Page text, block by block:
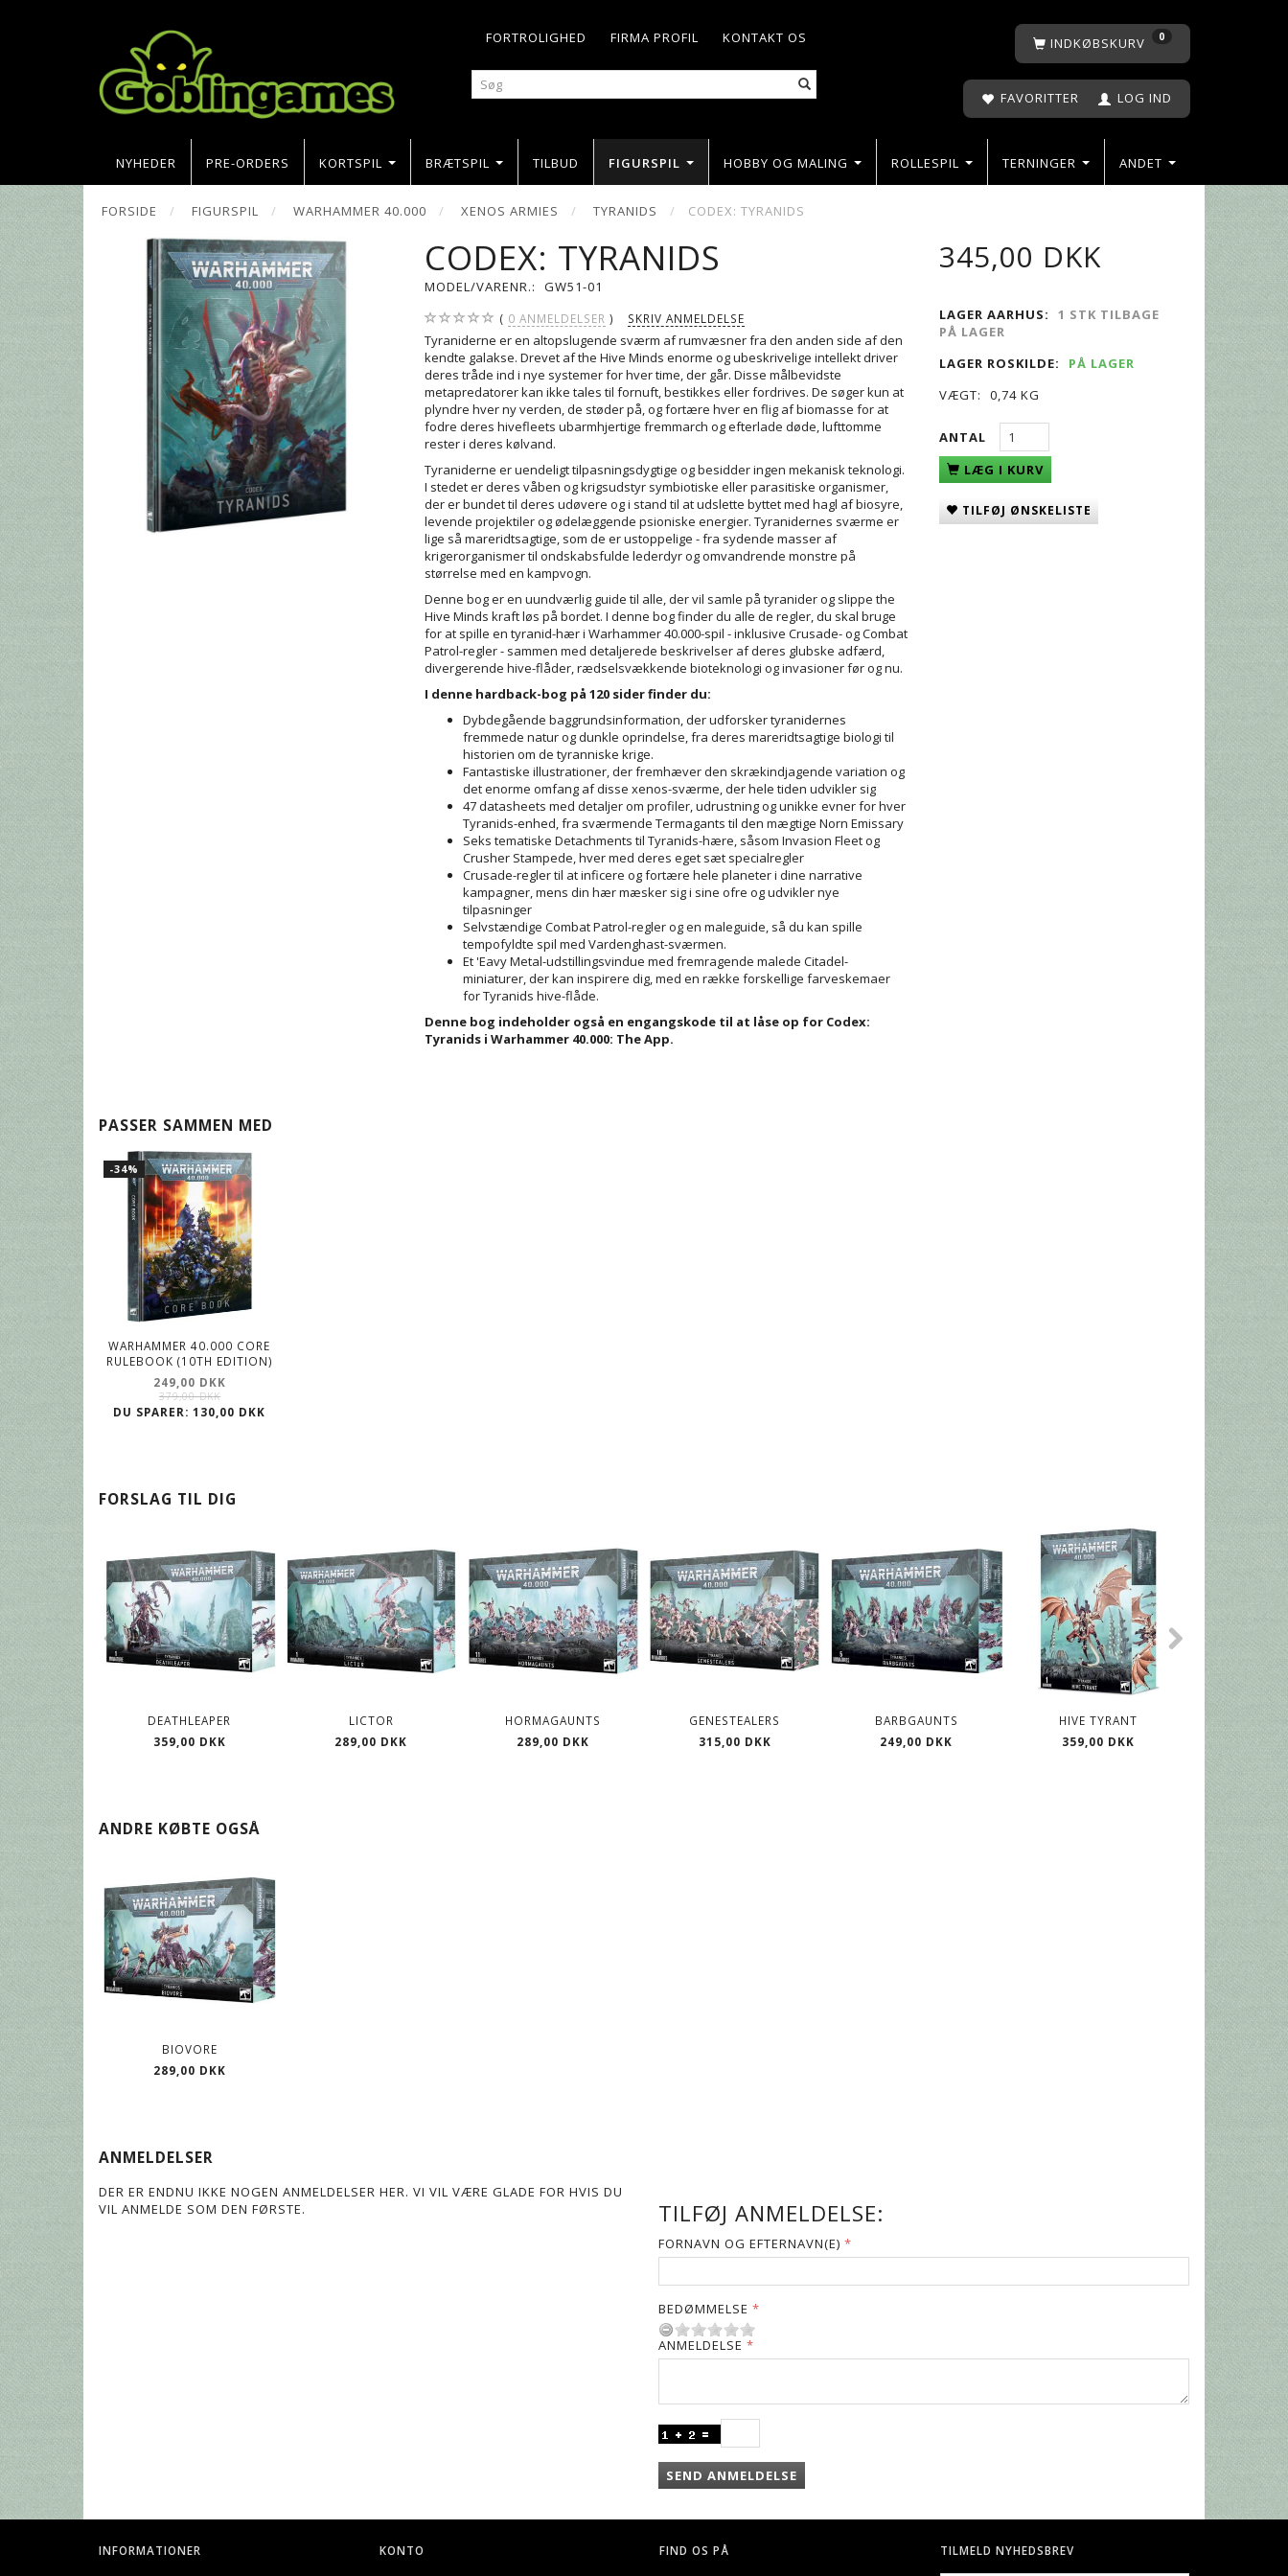
KONTAKT OS
FIRMA PROFIL
FORTROLIGHED INDKØBSKURV 0
FAVORITTER LOG IND
NYHEDER PRE-ORDERS KORTSPIL BRÆTSPIL TILBUD FIGURSPIL HOBBY OG MALING ROLLESPIL TERNINGER ANDET
FORSIDE FIGURSPIL WARHAMMER 40.000 XENOS ARMIES TYRANIDS CODEX: TYRANIDS
CODEX: TYRANIDS
MODEL/VARENR.: GW51-01
0 ANMELDELSER SKRIV ANMELDELSE
Tyraniderne er en altopslugende sværm af rumvæsner fra den anden side af den
kendte galakse. Drevet af the Hive Minds enorme og ubeskrivelige intellekt driver
deres tråde ind i nye systemer for hver time, der går. Disse målbevidste
metapredatorer kan ikke tales til fornuft, bestikkes eller fordrives. De søger kun at
plyndre hver ny verden, de støder på, og fortære hver en flig af biomasse for at
fodre deres hivefleets ubarmhjertige fremmarch og efterlade døde, lufttomme
rester i deres kølvand.
Tyraniderne er uendeligt tilpasningsdygtige og besidder ingen mekanisk teknologi.
I stedet er deres våben og krigsudstyr symbiotiske eller parasitiske organismer,
der er bundet til deres udøvere og i stand til at udslette byttet med hagl af biosyre,
levende projektiler og ødelæggende psioniske energier. Tyranidernes sværme er
lige så mareridtsagtige, som de er ustoppelige - fra sydende masser af
krigerorganismer til ondskabsfulde lederdyr og omvandrende monstre på
størrelse med en kampvogn.
Denne bog er en uundværlig guide til alle, der vil samle på tyranider og slippe the
Hive Minds kraft løs på bordet. I denne bog finder du alle de regler, du skal bruge
for at spille en tyranid-hær i Warhammer 40.000-spil - inklusive Crusade- og Combat
Patrol-regler - sammen med detaljerede beskrivelser af deres glubske adfærd,
divergerende hive-flåder, rædselsvækkende bioteknologi og invasioner før og nu.
I denne hardback-bog på 120 sider finder du:
Dybdegående baggrundsinformation, der udforsker tyranidernes
fremmede natur og dunkle oprindelse, fra deres mareridtsagtige biologi til
historien om de tyranniske krige.
Fantastiske illustrationer, der fremhæver den skrækindjagende variation og
det enorme omfang af disse xenos-sværme, der hele tiden udvikler sig
47 datasheets med detaljer om profiler, udrustning og unikke evner for hver
Tyranids-enhed, fra sværmende Termagants til den mægtige Norn Emissary
Seks tematiske Detachments til Tyranids-hære, såsom Invasion Fleet og
Crusher Stampede, hver med deres eget sæt specialregler
Crusade-regler til at inficere og fortære hele planeter i dine narrative
kampagner, mens din hær mæsker sig i sine ofre og udvikler nye
tilpasninger
Selvstændige Combat Patrol-regler og en maleguide, så du kan spille
tempofyldte spil med Vardenghast-sværmen.
Et 'Eavy Metal-udstillingsvindue med fremragende malede Citadel-
miniaturer, der kan inspirere dig, med en række forskellige farveskemaer
for Tyranids hive-flåde.
Denne bog indeholder også en engangskode til at låse op for Codex:
Tyranids i Warhammer 40.000: The App.
345,00 DKK
LAGER AARHUS:
1 STK TILBAGE
PÅ LAGER
LAGER ROSKILDE:
PÅ LAGER
VÆGT:
0,74 KG
ANTAL
LÆG I KURV
TILFØJ ØNSKELISTE
PASSER SAMMEN MED
-34%
WARHAMMER 40.000 CORE
RULEBOOK (10TH EDITION)
249,00 DKK
379,00 DKK
DU SPARER:130,00 DKK
FORSLAG TIL DIG
DEATHLEAPER
359,00 DKK
LICTOR
289,00 DKK
HORMAGAUNTS
289,00 DKK
GENESTEALERS
315,00 DKK
BARBGAUNTS
249,00 DKK
HIVE TYRANT
359,00 DKK
ANDRE KØBTE OGSÅ
BIOVORE
289,00 DKK
ANMELDELSER
DER ER ENDNU IKKE NOGEN ANMELDELSER HER. VI VIL VÆRE GLADE FOR HVIS DU
VIL ANMELDE SOM DEN FØRSTE.
TILFØJ ANMELDELSE:
FORNAVN OG EFTERNAVN(E)
BEDØMMELSE
ANMELDELSE
SEND ANMELDELSE
INFORMATIONER KONTO FIND OS PÅ
TILMELD NYHEDSBREV